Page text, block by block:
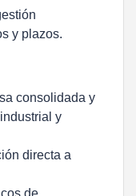
y plazos.
consolidada y
y
directa a
de